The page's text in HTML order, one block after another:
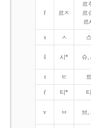
ř 르ㅈ
르
르
르
s ㅅ 스
š 시* 슈,
t ㅌ 트
t' 티* 티
v ㅂ 브,